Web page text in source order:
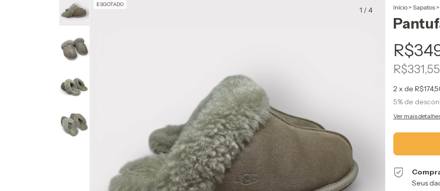
ESGOTADO
1 /4 Início > Sapatos >
R$331,55
2x de
5% de
Ver mais
Seus